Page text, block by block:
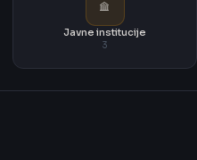
Javne institucije
3